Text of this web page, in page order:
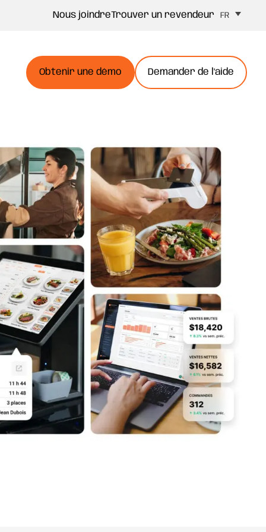
Nous joindreTrouver un revendeur FR
Obtenir une démo Demander de l'aide